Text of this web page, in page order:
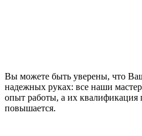
Вы можете быть уверены, что
надежных руках: все наши
опыт работы, а их квалификация
повышается.